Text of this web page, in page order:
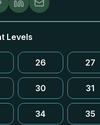
Levels
26 27
30 31
34 35